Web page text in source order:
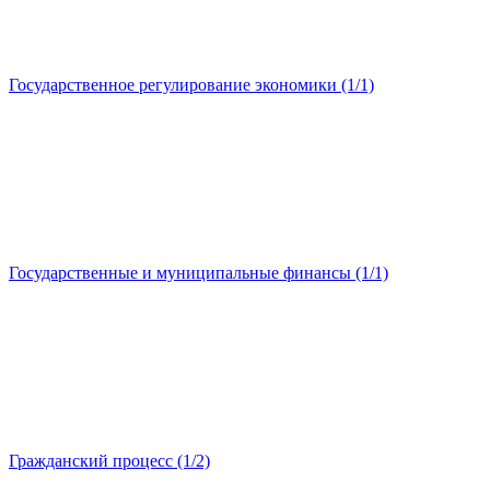
Государственное регулирование экономики (1/1)
Государственные и муниципальные финансы (1/1)
Гражданский процесс (1/2)